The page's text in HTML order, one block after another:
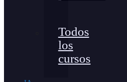
Todos
los
cursos